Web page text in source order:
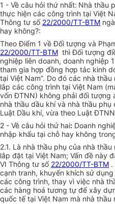
1 - Về câu hỏi thứ nhất: Nhà thầu
thực hiện các công trình tại Việt
Thông tư số 22/2000/TT-BTM
hay không?:
Theo Điểm 1 về Đối tượng và
22/2000/TT-BTM thì Đối tượng
nghiệp liên doanh, doanh nghiệp
tham gia hợp đồng hợp tác kinh
tại Việt Nam”. Do đó các nhà
lắp các công trình tại Việt Nam
vốn ĐTNN) không phải đối tượng
nhà thầu dầu khí và nhà thầu
Luật Dầu khí, vừa theo Luật
2 - Về câu hỏi thứ hai: Doanh
nhập khẩu tại chỗ hay không
2.1. Là nhà thầu phụ của nhà
lắp đặt tại Việt Nam; Vấn đề này
VI Thông tư số 22/2000/TT-BTM .
cạnh tranh, khuyến khích sử
các công trình, thay vì việc nhà
các hàng hoá tương tự để xây
quốc tế tại Việt Nam mà nhà thầu